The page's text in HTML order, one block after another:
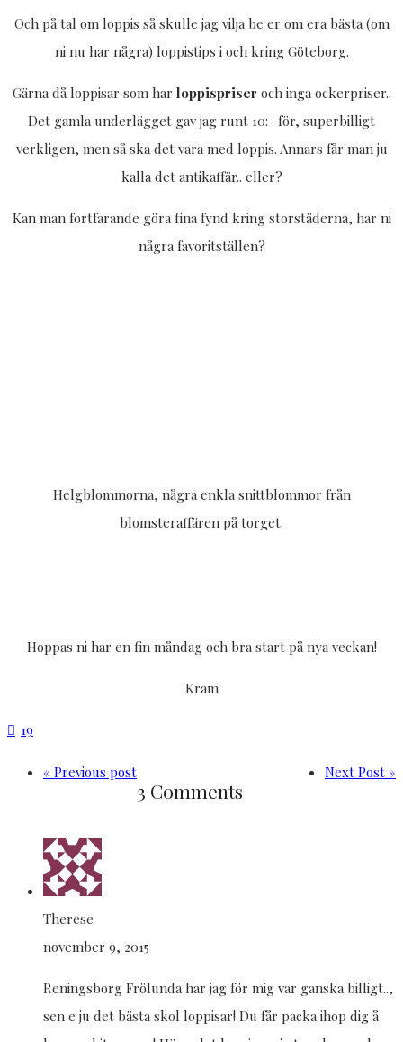
Och på tal om loppis så skulle jag vilja be er om era bästa (om
ni nu har några) loppistips i och kring Göteborg.
Gärna då loppisar som har loppispriser och inga ockerpriser..
Det gamla underlägget gav jag runt 10:- för, superbilligt
verkligen, men så ska det vara med loppis. Annars får man ju
kalla det antikaffär.. eller?
Kan man fortfarande göra fina fynd kring storstäderna, har ni
några favoritställen?
Helgblommorna, några enkla snittblommor från
blomsteraffären på torget.
Hoppas ni har en fin måndag och bra start på nya veckan!
Kram
19
« Previous post Next Post »
3 Comments
Therese
november 9, 2015
Reningsborg Frölunda har jag för mig var ganska billigt..,
sen e ju det bästa skol loppisar! Du får packa ihop dig å